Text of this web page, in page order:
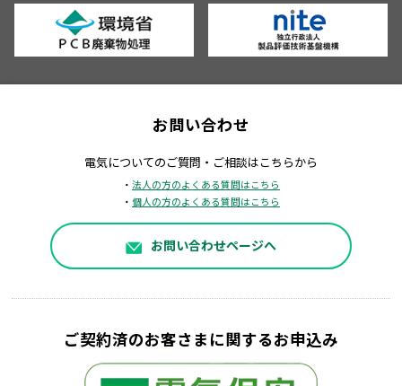
お問い合わせ
電気についてのご質問・ご相談はこちらから
・ 法人の方のよくある質問はこちら
・ 個人の方のよくある質問はこちら
お問い合わせページへ
ご契約済のお客さまに関するお申込み